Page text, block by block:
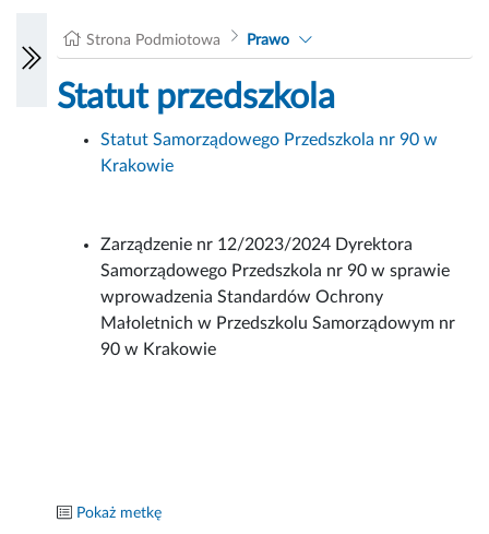
Strona Podmiotowa Prawo
Statut przedszkola
Statut Samorządowego Przedszkola nr 90 w
Krakowie
Zarządzenie nr 12/2023/2024 Dyrektora
Samorządowego Przedszkola nr 90 w sprawie
wprowadzenia Standardów Ochrony
Małoletnich w Przedszkolu Samorządowym nr
90 w Krakowie
Pokaż metkę